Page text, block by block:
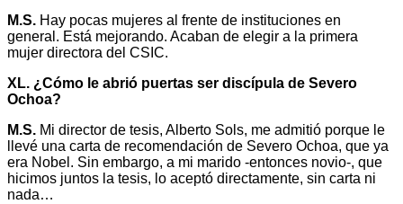
M.S. Hay pocas mujeres al frente de instituciones en
general. Está mejorando. Acaban de elegir a la primera
mujer directora del CSIC.
XL. ¿Cómo le abrió puertas ser discípula de Severo
Ochoa?
M.S. Mi director de tesis, Alberto Sols, me admitió porque le
llevé una carta de recomendación de Severo Ochoa, que ya
era Nobel. Sin embargo, a mi marido -entonces novio-, que
hicimos juntos la tesis, lo aceptó directamente, sin carta ni
nada…